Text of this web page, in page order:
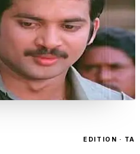
EDITION · TA